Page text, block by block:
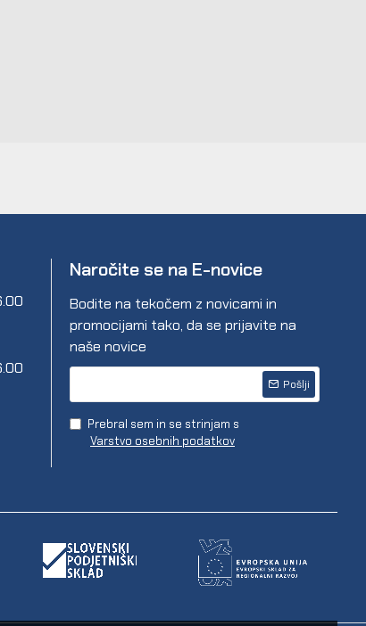
Naročite se na E-novice
Bodite na tekočem z novicami in
promocijami tako, da se prijavite na
naše novice
Pošlji
Prebral sem in se strinjam s
Varstvo osebnih podatkov